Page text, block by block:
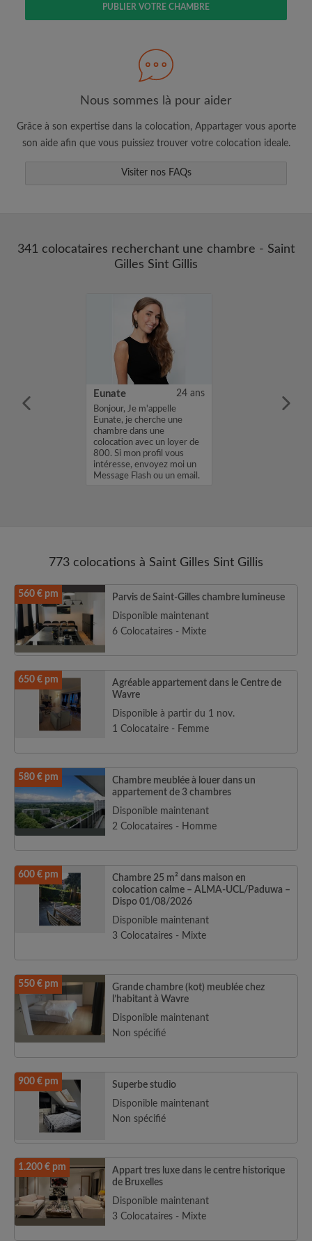
Faites une recherche selon ce qui vous
semble important
colocataires
Sauvegardez vos recherches
Recevez des alertes pour toute nouvelle
Faites vos demandes de visites
PUBLIER VOTRE CHAMBRE
Nous sommes là pour aider
Grâce à son expertise dans la colocation, Appartager vous aporte
son aide afin que vous puissiez trouver votre colocation ideale.
Visiter nos FAQs
341 colocataires recherchant une chambre - Saint
Gilles Sint Gillis
votre
Eunate 24 ans
Bonjour, Je m'appelle
Eunate, je cherche une
chambre dans une
colocation avec un loyer de
800. Si mon profil vous
intéresse, envoyez moi un
Message Flash ou un email.
773 colocations à Saint Gilles Sint Gillis
560 € pm
Parvis de Saint-Gilles chambre lumineuse
Disponible maintenant
6 Colocataires - Mixte
650 € pm
Agréable appartement dans le Centre de
Wavre
Disponible à partir du 1 nov.
1 Colocataire - Femme
580 € pm
Chambre meublée à louer dans un
appartement de 3 chambres
Disponible maintenant
2 Colocataires - Homme
600 € pm
Chambre 25 m² dans maison en
colocation calme – ALMA-UCL/Paduwa –
Dispo 01/08/2026
Disponible maintenant
3 Colocataires - Mixte
550 € pm
Grande chambre (kot) meublée chez
l’habitant à Wavre
Disponible maintenant
Non spécifié
900 € pm
Superbe studio
Disponible maintenant
Non spécifié
1.200 € pm
Appart tres luxe dans le centre historique
de Bruxelles
Disponible maintenant
3 Colocataires - Mixte